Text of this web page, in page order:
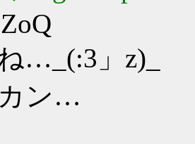
…_(:3」z)_
ン…